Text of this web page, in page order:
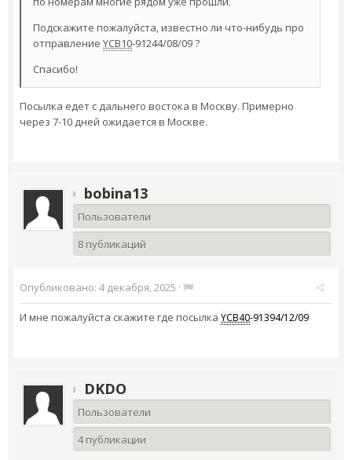
Подскажите пожалуйста, известно ли что-нибудь про
отправление YCB10-91244/08/09 ?
Спасибо!
Посылка едет с дальнего востока в Москву. Примерно
через 7-10 дней ожидается в Москве.
bobina13
Пользователи
8 публикаций
Опубликовано: 4 декабря, 2025 ·
И мне пожалуйста скажите где посылка YCB40-91394/12/09
DKDO
Пользователи
4 публикации